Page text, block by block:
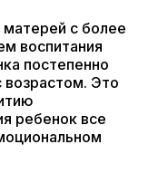
с более
воспитания
постепенно
возрастом. Это
ребенок все